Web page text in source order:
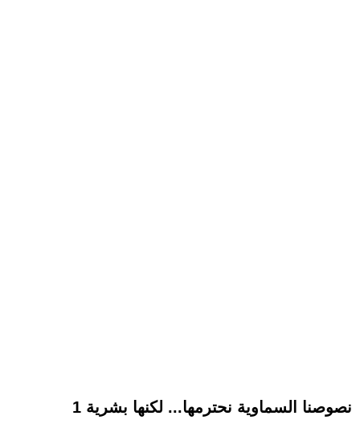
نصوصنا السماوية نحترمها... لكنها بشرية 1